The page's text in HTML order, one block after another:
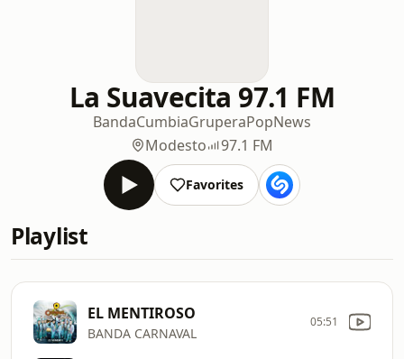
La Suavecita 97.1 FM
BandaCumbiaGruperaPopNews
Modesto
97.1 FM
Favorites
Playlist
EL MENTIROSO
BANDA CARNAVAL
05:51